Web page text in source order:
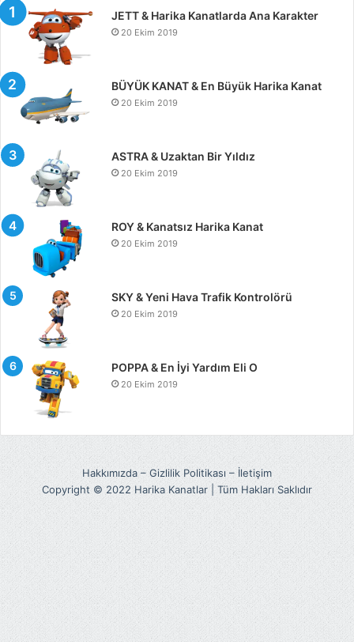
JETT & Harika Kanatlarda Ana Karakter
20 Ekim 2019
BÜYÜK KANAT & En Büyük Harika Kanat
20 Ekim 2019
ASTRA & Uzaktan Bir Yıldız
20 Ekim 2019
ROY & Kanatsız Harika Kanat
20 Ekim 2019
SKY & Yeni Hava Trafik Kontrolörü
20 Ekim 2019
POPPA & En İyi Yardım Eli O
20 Ekim 2019
Hakkımızda – Gizlilik Politikası – İletişim
Copyright © 2022 Harika Kanatlar | Tüm Hakları Saklıdır